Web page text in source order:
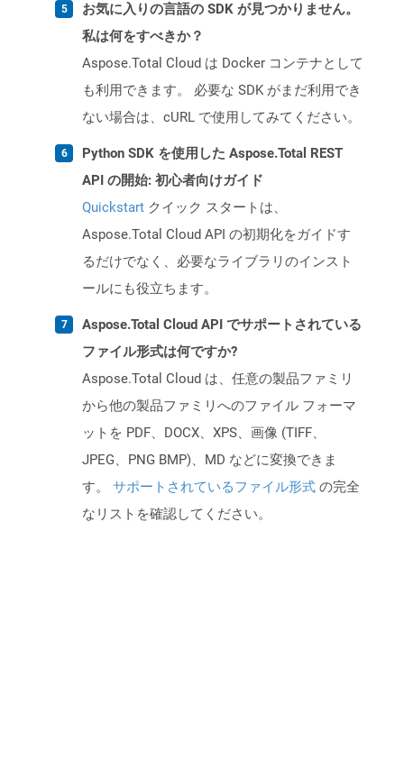
お気に入りの言語の SDK が見つかりません。
私は何をすべきか？
Aspose.Total Cloud は Docker コンテナとして
も利用できます。 必要な SDK がまだ利用でき
ない場合は、cURL で使用してみてください。
Python SDK を使用した Aspose.Total REST
API の開始: 初心者向けガイド
Quickstart クイック スタートは、
Aspose.Total Cloud API の初期化をガイドす
るだけでなく、必要なライブラリのインスト
ールにも役立ちます。
Aspose.Total Cloud API でサポートされている
ファイル形式は何ですか?
Aspose.Total Cloud は、任意の製品ファミリ
から他の製品ファミリへのファイル フォーマ
ットを PDF、DOCX、XPS、画像 (TIFF、
JPEG、PNG BMP)、MD などに変換できま
す。 サポートされているファイル形式 の完全
なリストを確認してください。